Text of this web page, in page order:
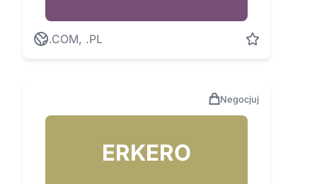
.COM, .PL
Negocjuj
ERKERO